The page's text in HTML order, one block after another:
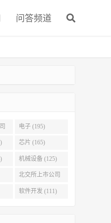
问答频道
电子 (195)
芯片 (165)
机械设备 (125)
北交所上市公司
(116)
软件开发 (111)